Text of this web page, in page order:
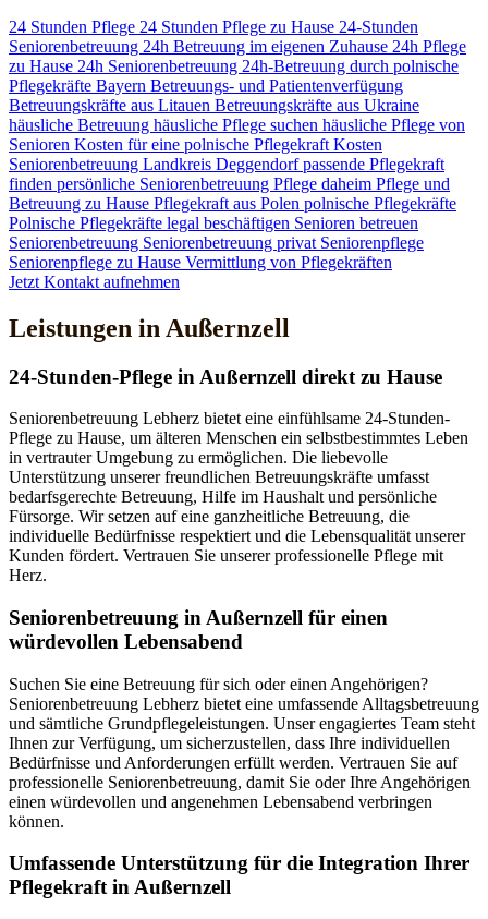
24 Stunden Pflege 24 Stunden Pflege zu Hause 24-Stunden
Seniorenbetreuung 24h Betreuung im eigenen Zuhause 24h Pflege
zu Hause 24h Seniorenbetreuung 24h-Betreuung durch polnische
Pflegekräfte Bayern Betreuungs- und Patientenverfügung
Betreuungskräfte aus Litauen Betreuungskräfte aus Ukraine
häusliche Betreuung häusliche Pflege suchen häusliche Pflege von
Senioren Kosten für eine polnische Pflegekraft Kosten
Seniorenbetreuung Landkreis Deggendorfpassende Pflegekraft
finden persönliche Seniorenbetreuung Pflege daheim Pflege und
Betreuung zu Hause Pflegekraft aus Polen polnische Pflegekräfte
Polnische Pflegekräfte legal beschäftigen Senioren betreuen
Seniorenbetreuung Seniorenbetreuung privat Seniorenpflege
Seniorenpflege zu Hause Vermittlung von Pflegekräften
Jetzt Kontakt aufnehmen
Leistungen in Außernzell
24-Stunden-Pflege in Außernzell direkt zu Hause
Seniorenbetreuung Lebherz bietet eine einfühlsame 24-Stunden-
Pflege zu Hause, um älteren Menschen ein selbstbestimmtes Leben
in vertrauter Umgebung zu ermöglichen. Die liebevolle
Unterstützung unserer freundlichen Betreuungskräfte umfasst
bedarfsgerechte Betreuung, Hilfe im Haushalt und persönliche
Fürsorge. Wir setzen auf eine ganzheitliche Betreuung, die
individuelle Bedürfnisse respektiert und die Lebensqualität unserer
Kunden fördert. Vertrauen Sie unserer professionelle Pflege mit
Herz.
Senioren­betreuung in Außernzell für einen
würdevollen Lebensabend
Suchen Sie eine Betreuung für sich oder einen Angehörigen?
Seniorenbetreuung Lebherz bietet eine umfassende Alltagsbetreuung
und sämtliche Grundpflegeleistungen. Unser engagiertes Team steht
Ihnen zur Verfügung, um sicherzustellen, dass Ihre individuellen
Bedürfnisse und Anforderungen erfüllt werden. Vertrauen Sie auf
professionelle Seniorenbetreuung, damit Sie oder Ihre Angehörigen
einen würdevollen und angenehmen Lebensabend verbringen
können.
Umfassende Unterstützung für die Integration Ihrer
Pflegekraft in Außernzell